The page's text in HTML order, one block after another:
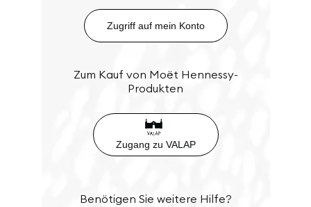
Zugriff auf mein Konto
Zum Kauf von Moët Hennessy-
Produkten
Zugang zu VALAP
Benötigen Sie weitere Hilfe?